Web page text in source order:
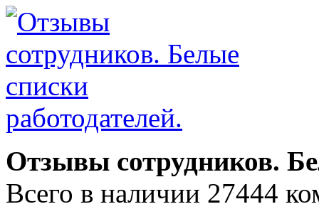
Отзывы сотрудников.
Всего в наличии 27444